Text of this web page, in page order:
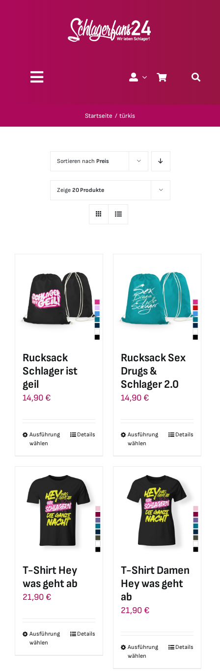
Toggle
Startseite türkis
Sortieren nach Preis
Zeige 20 Produkte
Rucksack
Schlager ist
geil
14,90 €
Ausführung
wählen
Dieses
mehrere
Varianten
auf.
Die
können
der
Produktseite
Details
Rucksack Sex
Drugs &
Schlager 2.0
14,90 €
Ausführung
wählen
Dieses
mehrere
Varianten
auf.
Die
Optionen
können
der
Produktseite
Details
T-Shirt Hey
was geht ab
21,90 €
Ausführung
wählen
DiesesDetails
T-Shirt Damen
Hey was geht
ab
21,90 €
Ausführung
wählen
DiesesDetails